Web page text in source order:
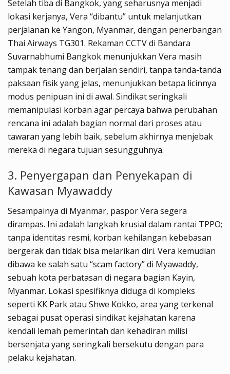
Setelah tiba di Bangkok, yang seharusnya menjadi
lokasi kerjanya, Vera “dibantu” untuk melanjutkan
perjalanan ke Yangon, Myanmar, dengan penerbangan
Thai Airways TG301. Rekaman CCTV di Bandara
Suvarnabhumi Bangkok menunjukkan Vera masih
tampak tenang dan berjalan sendiri, tanpa tanda-tanda
paksaan fisik yang jelas, menunjukkan betapa licinnya
modus penipuan ini di awal. Sindikat seringkali
memanipulasi korban agar percaya bahwa perubahan
rencana ini adalah bagian normal dari proses atau
tawaran yang lebih baik, sebelum akhirnya menjebak
mereka di negara tujuan sesungguhnya.
3. Penyergapan dan Penyekapan di
Kawasan Myawaddy
Sesampainya di Myanmar, paspor Vera segera
dirampas. Ini adalah langkah krusial dalam rantai TPPO;
tanpa identitas resmi, korban kehilangan kebebasan
bergerak dan tidak bisa melarikan diri. Vera kemudian
dibawa ke salah satu “scam factory” di Myawaddy,
sebuah kota perbatasan di negara bagian Kayin,
Myanmar. Lokasi spesifiknya diduga di kompleks
seperti KK Park atau Shwe Kokko, area yang terkenal
sebagai pusat operasi sindikat kejahatan karena
kendali lemah pemerintah dan kehadiran milisi
bersenjata yang seringkali bersekutu dengan para
pelaku kejahatan.